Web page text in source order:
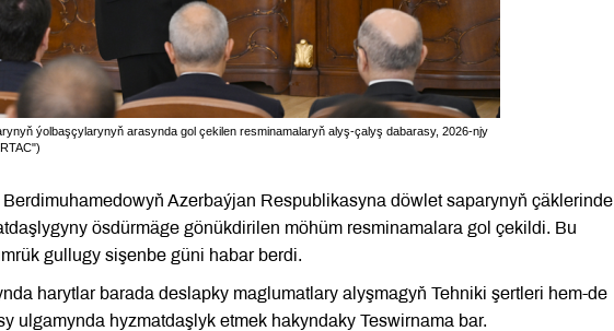
ýolbaşçylarynyň arasynda gol çekilen resminamalaryň alyş-çalyş dabarasy, 2026-njy
Azerbaýjan Respublikasyna döwlet saparynyň çäklerinde
ösdürmäge gönükdirilen möhüm resminamalara gol çekildi. Bu
gullugy sişenbe güni habar berdi.
harytlar barada deslapky maglumatlary alyşmagyň Tehniki şertleri hem-de
ulgamynda hyzmatdaşlyk etmek hakyndaky Teswirnama bar.